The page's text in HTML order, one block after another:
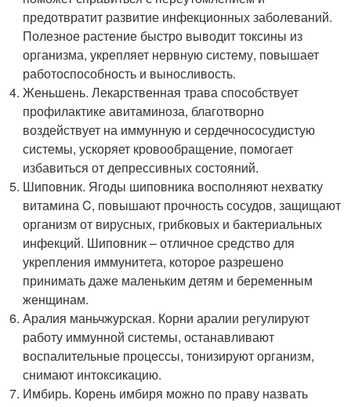
предотвратит развитие инфекционных заболеваний.
Полезное растение быстро выводит токсины из
организма, укрепляет нервную систему, повышает
работоспособность и выносливость.
Женьшень. Лекарственная трава способствует
профилактике авитаминоза, благотворно
воздействует на иммунную и сердечнососудистую
системы, ускоряет кровообращение, помогает
избавиться от депрессивных состояний.
Шиповник. Ягоды шиповника восполняют нехватку
витамина C, повышают прочность сосудов, защищают
организм от вирусных, грибковых и бактериальных
инфекций. Шиповник – отличное средство для
укрепления иммунитета, которое разрешено
принимать даже маленьким детям и беременным
женщинам.
Аралия маньчжурская. Корни аралии регулируют
работу иммунной системы, останавливают
воспалительные процессы, тонизируют организм,
снимают интоксикацию.
Имбирь. Корень имбиря можно по праву назвать